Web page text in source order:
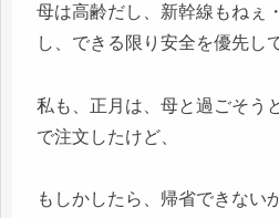
母は高齢だし、新幹線もねぇ
し、できる限り安全を優先し
私も、正月は、母と過ごそう
で注文したけど、
もしかしたら、帰省できない